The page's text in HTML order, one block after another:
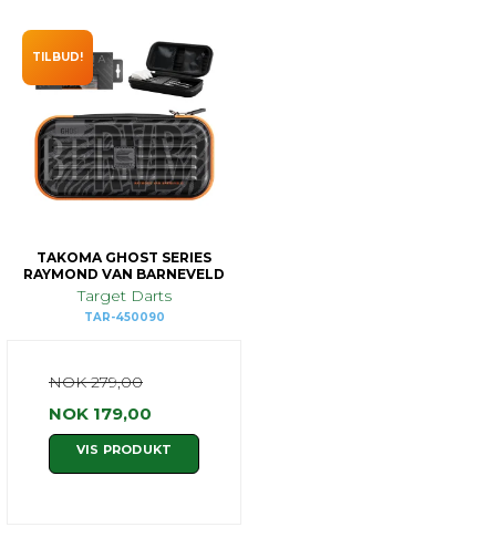
TILBUD!
TAKOMA GHOST SERIES
RAYMOND VAN BARNEVELD
Target Darts
TAR-450090
NOK 279,00
NOK 179,00
VIS PRODUKT